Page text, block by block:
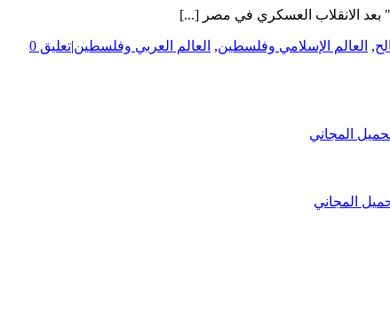
بعد الانقلاب العسكري في مصر [...]
, العالم الإسلامي وفلسطين, العالم العربي وفلسطين|تعليق 0